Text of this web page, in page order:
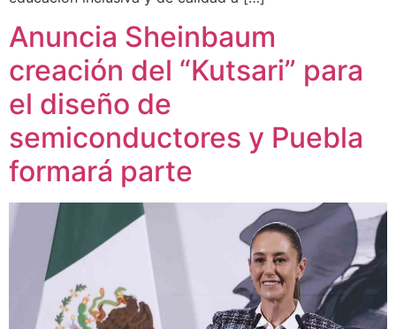
Anuncia Sheinbaum
creación del “Kutsari” para
el diseño de
semiconductores y Puebla
formará parte